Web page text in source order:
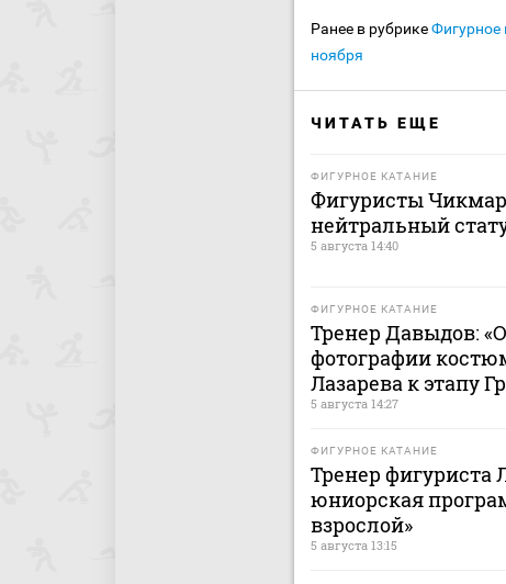
Ранее в рубрикеФигурное
ноября
ЧИТАТЬ ЕЩЕ
ФИГУРНОЕ КАТАНИЕ
Фигуристы
нейтральный
5 августа 14:40
ФИГУРНОЕ КАТАНИЕ
Тренер Давыдов:
фотографии
Лазарева к этапу
5 августа 14:27
ФИГУРНОЕ КАТАНИЕ
Тренер фигуриста
юниорская
взрослой»
5 августа 13:15